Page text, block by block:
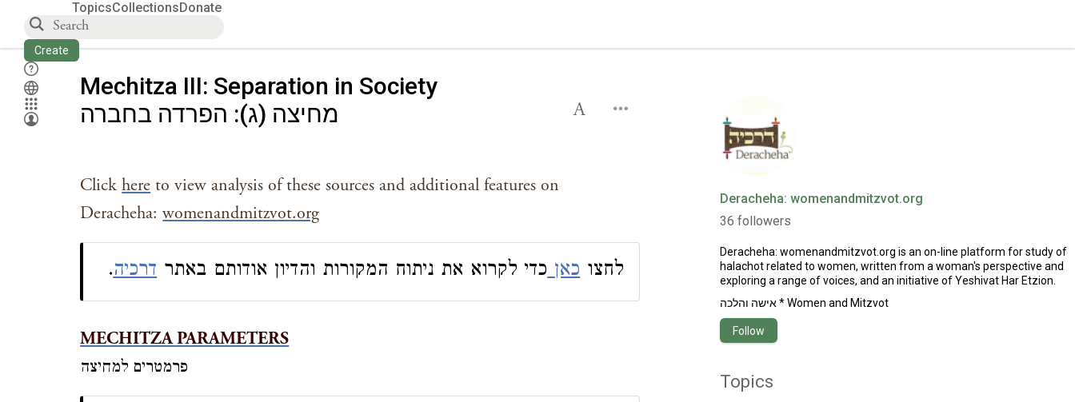
TopicsCollectionsDonate
Create
Mechitza III: Separation in Society
מחיצה (ג): הפרדה בחברה
Clickhere to view analysis of these sources and additional features on
Deracheha:womenandmitzvot.org
לחצוכאןכדי לקרוא את ניתוח המקורות והדיון אודותם באתרדרכיה.
MECHITZA PARAMETERS
פרמטרים למחיצה
Deracheha: womenandmitzvot.org
36 followers
Deracheha:womenandmitzvot.org is an on-line platform for study of
halachot related to women, written from a woman's perspective and
exploring a range of voices, and an initiative of Yeshivat Har Etzion.
אישה והלכה * Women and Mitzvot
Follow
Topics